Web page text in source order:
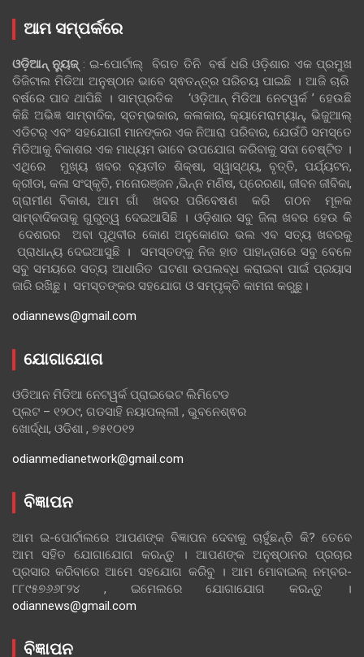
ଆମ ସମ୍ପର୍କରେ
ଓଡ଼ିଆନ୍‍ ନ୍ୟୁଜ୍‍: ଇ-ପୋର୍ଟାଲ୍ ବିଗତ ତିନି ବର୍ଷ ଧରି ଓଡ଼ିଶାର ଏକ ପ୍ରମୁଖ
ଡିଜିଟାଲ ମିଡିଆ ଅନୁଷ୍ଠାନ ଭାବେ ସ୍ଵତନ୍ତ୍ର ପରିଚୟ ପାଇଛି । ଆଜି ଚାରି
ବର୍ଷରେ ପାଦ ଥାପିଛି । ସାମ୍ପ୍ରତିକ ‘ଓଡ଼ିଆନ୍‍ ମିଡିଆ ନେଟୱର୍କ ’ ହେଉଛି
କିଛି ଅଭିଜ୍ଞ ସାମ୍ବାଦିକ, ସ୍ତମ୍ଭକାର, କଳାକାର, କ୍ୟାମେରାମ୍ୟାନ୍, ଭିଜୁଆଲ୍
ଏଡିଟର୍ ଏବଂ ସହଯୋଗୀ ମାନଙ୍କର ଏକ ନିଆରା ପରିବାର, ଯେଉଁଠି ସମସ୍ତେ
ମିଡିଆକୁ ବିକାଶର ଏକ ମାଧ୍ୟମ ଭାବେ ଉପଯୋଗ କରିବାକୁ ସଦା ଚେଷ୍ଟିତ ।
ଏଥିରେ ମୁଖ୍ୟ ଖବର ବ୍ୟତୀତ ଶିକ୍ଷା, ସ୍ୱାସ୍ଥ୍ୟ, ବୃତ୍ତି, ପର୍ଯ୍ୟଟନ,
କ୍ରୀଡା, କଳା ସଂସ୍କୃତି, ମନୋରଞ୍ଜନ ,ଭିନ୍ନ ମଣିଷ, ପ୍ରେରଣା, ଜୀବନ ଜୀବିକା,
ଗ୍ରାମୀଣ ବିକାଶ, ଆମ ଗାଁ ଖବର ପରିବେଷଣ କରି ଗଠନ ମୂଳକ
ସାମ୍ବାଦିକତାକୁ ଗୁରୁତ୍ୱ ଦେଇଆସିଛି । ଓଡ଼ିଶାର ସବୁ ଜିଲା ଖବର ହେଉ କି
ଦେଶରର ଅବା ପୃଥିବୀର କୋଣ ଅନୁକୋଣର ଭଲ ଏବ ସତ୍ୟ ଖବରକୁ
ପ୍ରାଧାନ୍ୟ ଦେଇଆସୁଛି । ସମସ୍ତଙ୍କୁ ନିଜ ହାତ ପାହାନ୍ତାରେ ସବୁ ବେଳେ
ସବୁ ସମୟରେ ସତ୍ୟ ଆଧାରିତ ଘଟଣା ଉପଲବ୍ଧ କରାଇବା ପାଇଁ ପ୍ରୟାସ
ଜାରି ରଖିଛୁ। ସମସ୍ତଙ୍କର ସହଯୋଗ ଓ ସମ୍ପୃକ୍ତି କାମନା କରୁଛୁ।
odiannews@gmail.com
ଯୋଗାଯୋଗ
ଓଡିଆନ ମିଡିଆ ନେଟୱର୍କ ପ୍ରାଇଭେଟ ଲିମିଟେଡ
ପ୍ଲଟ – ୧୨୦୯, ଗଡସାହି ନୟାପଲ୍ଲୀ , ଭୁବନେଶ୍ଵର
ଖୋର୍ଦ୍ଧା, ଓଡିଶା , ୭୫୧୦୧୨
odianmedianetwork@gmail.com
ବିଜ୍ଞାପନ
ଆମ ଇ-ପୋର୍ଟାଲରେ ଆପଣଙ୍କ ବିଜ୍ଞାପନ ଦେବାକୁ ଚାହୁଁଛନ୍ତି କି? ତେବେ
ଆମ ସହିତ ଯୋଗାଯୋଗ କରନ୍ତୁ । ଆପଣଙ୍କ ଅନୁଷ୍ଠାନର ପ୍ରଚାର
ପ୍ରସାର କରିବାରେ ଆମେ ସହଯୋଗ କରିବୁ । ଆମ ମୋବାଇଲ୍ ନମ୍ବର-
୮୮୯୫୭୬୬୮୨୪ , ଇମେଲରେ ଯୋଗାଯୋଗ କରନ୍ତୁ ।
odiannews@gmail.com
ବିଜ୍ଞାପନ